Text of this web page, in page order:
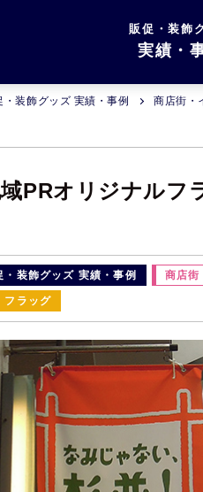
販促・装飾
実績・
・装飾グッズ 実績・事例 商店街・
PRオリジナルフ
・装飾グッズ 実績・事例 商店街
フラッグ